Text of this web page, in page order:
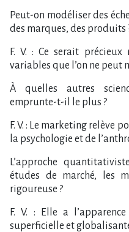
Peut-on modéliser des
des marques, des produits
F. V. : Ce serait
variables que l’on ne peut
À quelles autres
emprunte-t-il le plus ?
F. V. : Le marketing relève
la psychologie et de
L’approche
études de marché, les
rigoureuse ?
F. V. : Elle a
superficielle et